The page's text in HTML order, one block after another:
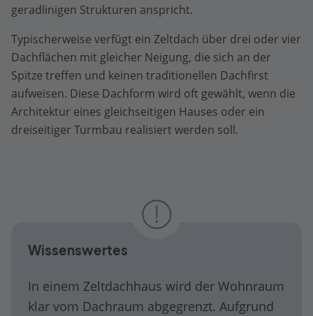
geradlinigen Strukturen anspricht.
Typischerweise verfügt ein Zeltdach über drei oder vier
Dachflächen mit gleicher Neigung, die sich an der
Spitze treffen und keinen traditionellen Dachfirst
aufweisen. Diese Dachform wird oft gewählt, wenn die
Architektur eines gleichseitigen Hauses oder ein
dreiseitiger Turmbau realisiert werden soll.
Wissenswertes
In einem Zeltdachhaus wird der Wohnraum
klar vom Dachraum abgegrenzt. Aufgrund